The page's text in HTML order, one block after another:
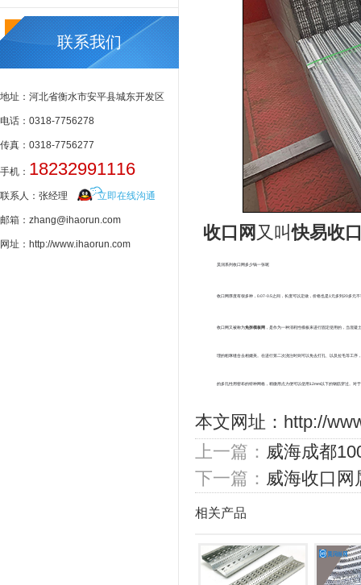
联系我们
地址：河北省衡水市安平县城东开发区
电话：0318-7756278
传真：0318-7756277
手机： 18232991116
联系人：张经理 立即在线沟通
邮箱：zhang@ihaorun.com
网址：http://www.ihaorun.com
收口网 又叫快易收
昊润系列收口网多少钱一张呢
收口网厚度有很多种，0.07-0.5之间，长度可以定做，价格也是1元多到20多元
收口网又被称为免拆模板网 ，是作为一种消耗性模板来进行固定使用的，当混
理的粗琢缝合去相媲美。在进行第二次浇注时则可以免去打孔、以及拉毛等工
的多孔性用密布的特种网格，稍微用点力便可以使用12mm以下的钢筋穿过。对
本文网址： http://
上一篇： 威海成都
下一篇： 威海收口网
相关产品